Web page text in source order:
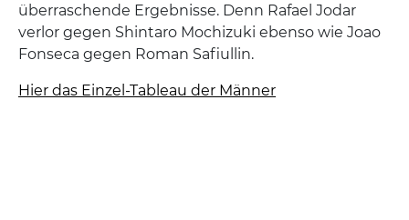
überraschende Ergebnisse. Denn Rafael Jodar
verlor gegen Shintaro Mochizuki ebenso wie Joao
Fonseca gegen Roman Safiullin.
Hier das Einzel-Tableau der Männer